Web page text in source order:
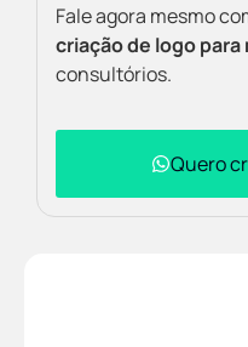
Fale agora mesmo
criação de logo para
consultórios.
Quero